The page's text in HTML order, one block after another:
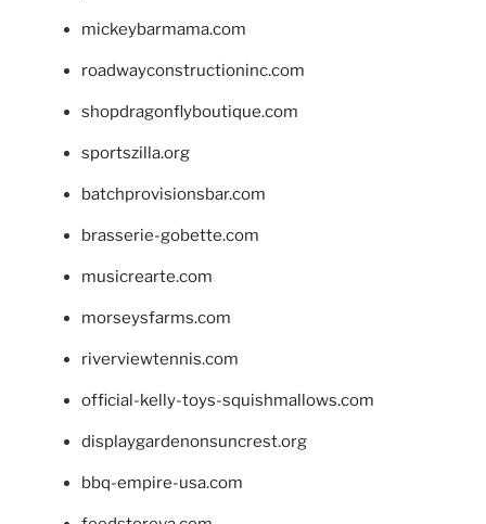
mickeybarmama.com
roadwayconstructioninc.com
shopdragonflyboutique.com
sportszilla.org
batchprovisionsbar.com
brasserie-gobette.com
musicrearte.com
morseysfarms.com
riverviewtennis.com
official-kelly-toys-squishmallows.com
displaygardenonsuncrest.org
bbq-empire-usa.com